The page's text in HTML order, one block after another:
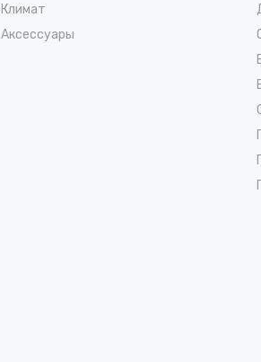
Климат
Аксессуары